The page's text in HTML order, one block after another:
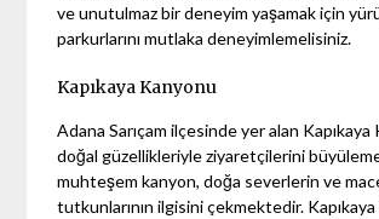
ve unutulmaz bir deneyim yaşamak için
parkurlarını mutlaka deneyimlemelisiniz.
Kapıkaya Kanyonu
Adana Sarıçam ilçesinde yer alan Kapıkaya
doğal güzellikleriyle ziyaretçilerini
muhteşem kanyon, doğa severlerin ve
tutkunlarının ilgisini çekmektedir.